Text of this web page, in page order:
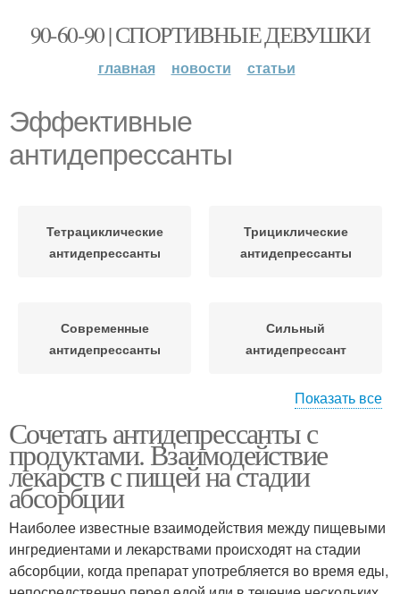
90-60-90 | СПОРТИВНЫЕ ДЕВУШКИ
главная новости статьи
Эффективные
антидепрессанты
Тетрациклические
антидепрессанты
Трициклические
антидепрессанты
Современные
антидепрессанты
Сильный
антидепрессант
депрессии
Антидепрессанты при
тревожном
расстройстве
Антидепрессанты без
рецепта
Нарколог-психиатр об
антидепрессантах
Показать все
Сочетать антидепрессанты с
продуктами. Взаимодействие
лекарств с пищей на стадии
абсорбции
Наиболее известные взаимодействия между пищевыми
ингредиентами и лекарствами происходят на стадии
абсорбции, когда препарат употребляется во время еды,